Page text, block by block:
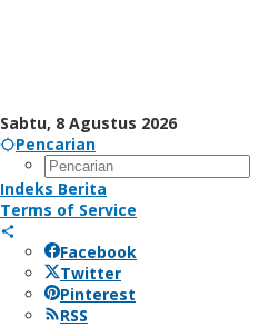
Sabtu, 8 Agustus 2026
Pencarian
Indeks Berita
Terms of Service
Facebook
Twitter
Pinterest
RSS